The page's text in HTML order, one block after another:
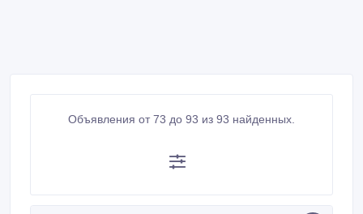
Объявления от 73 до 93 из 93 найденных.